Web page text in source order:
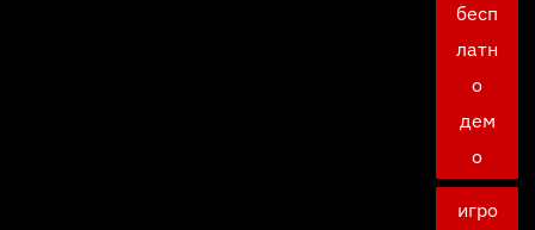
бесп
латн
о
дем
о
игро